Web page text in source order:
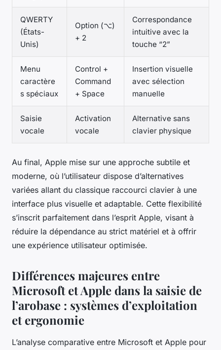
QWERTY
(États-
Unis)
Option (⌥)
+ 2
Correspondance
intuitive avec la
touche “2”
Menu
caractère
s spéciaux
Control +
Command
+ Space
Insertion visuelle
avec sélection
manuelle
Saisie
vocale
Activation
vocale
Alternative sans
clavier physique
Au final, Apple mise sur une approche subtile et
moderne, où l’utilisateur dispose d’alternatives
variées allant du classique raccourci clavier à une
interface plus visuelle et adaptable. Cette flexibilité
s’inscrit parfaitement dans l’esprit Apple, visant à
réduire la dépendance au strict matériel et à offrir
une expérience utilisateur optimisée.
Différences majeures entre
Microsoft et Apple dans la saisie de
l’arobase : systèmes d’exploitation
et ergonomie
L’analyse comparative entre Microsoft et Apple pour